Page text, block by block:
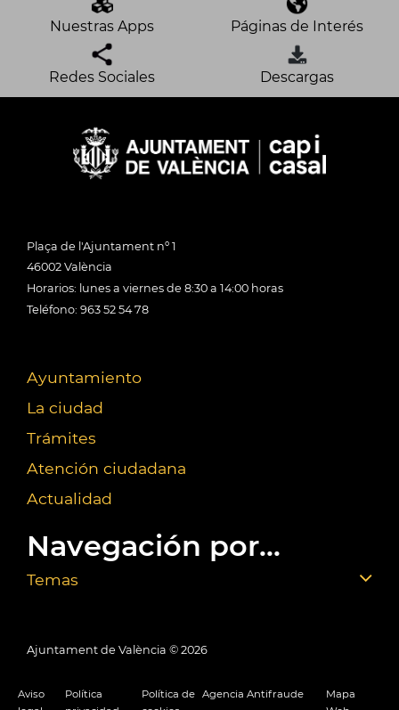
Nuestras Apps Páginas de Interés
Redes Sociales Descargas
Plaça de l'Ajuntament nº 1
46002 València
Horarios: lunes a viernes de 8:30 a 14:00 horas
Teléfono: 963 52 54 78
Ayuntamiento
La ciudad
Trámites
Atención ciudadana
Actualidad
Navegación por...
Temas
Ajuntament de València © 2026
Aviso
Política
Política de Agencia Antifraude
Mapa